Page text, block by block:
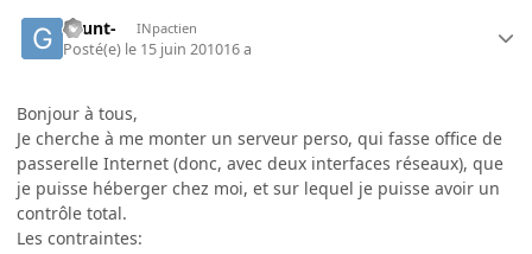
Grunt- INpactien
Posté(e) le 15 juin 201016 a
Bonjour à tous,
Je cherche à me monter un serveur perso, qui fasse office de
passerelle Internet (donc, avec deux interfaces réseaux), que
je puisse héberger chez moi, et sur lequel je puisse avoir un
contrôle total.
Les contraintes: